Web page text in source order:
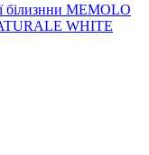
білизнни MEMOLO
WHITE